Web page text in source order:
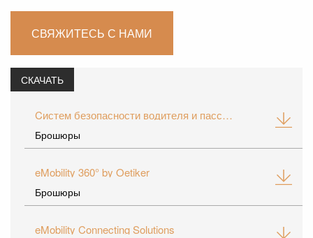
СВЯЖИТЕСЬ С НАМИ
СКАЧАТЬ
Cистем безопасности водителя и пассажиров pешения в области соединений
Брошюры
eMobility 360° by Oetiker
Брошюры
eMobility Connecting Solutions